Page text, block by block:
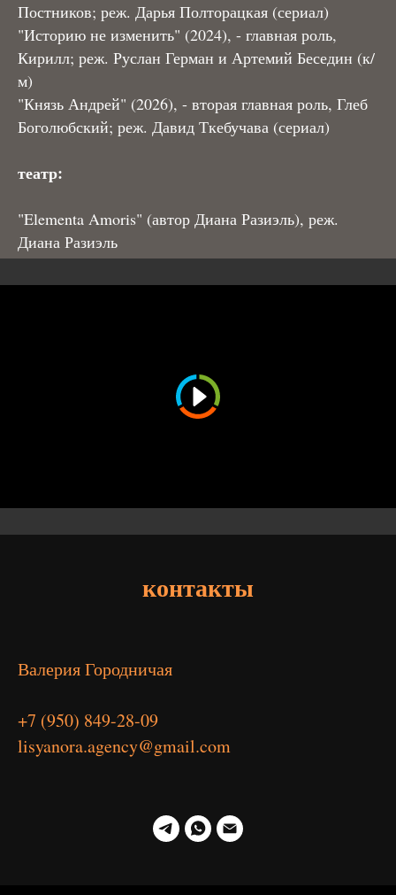
Постников; реж. Дарья Полторацкая (сериал)
"Историю не изменить" (2024), - главная роль,
Кирилл; реж. Руслан Герман и Артемий Беседин (к/
м)
"Князь Андрей" (2026), - вторая главная роль, Глеб
Боголюбский; реж. Давид Ткебучава (сериал)
театр:
"Elementa Amoris" (автор Диана Разиэль), реж.
Диана Разиэль
контакты
Валерия Городничая
+7 (950) 849-28-09
lisyanora.agency@gmail.com